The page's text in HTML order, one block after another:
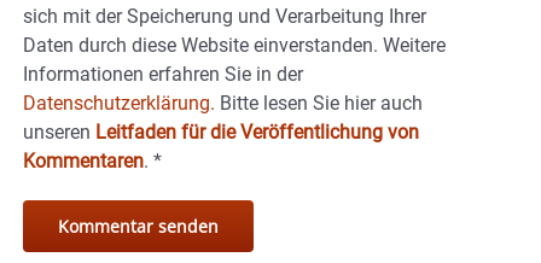
sich mit der Speicherung und Verarbeitung Ihrer
Daten durch diese Website einverstanden. Weitere
Informationen erfahren Sie in der
Datenschutzerklärung. Bitte lesen Sie hier auch
unseren Leitfaden für die Veröffentlichung von
Kommentaren. *